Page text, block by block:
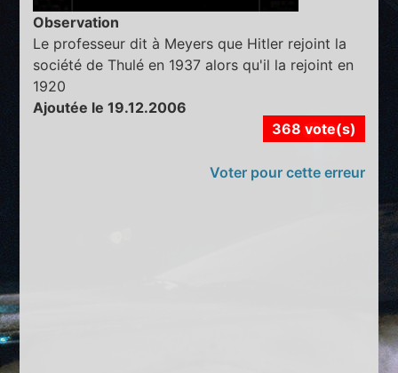
Observation
Le professeur dit à Meyers que Hitler rejoint la
société de Thulé en 1937 alors qu'il la rejoint en
1920
Ajoutée le 19.12.2006
368 vote(s)
Voter pour cette erreur